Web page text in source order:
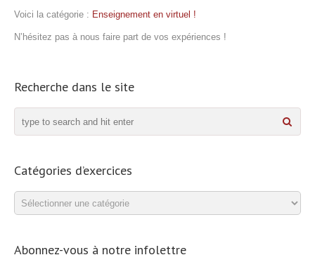
Voici la catégorie : Enseignement en virtuel !
N’hésitez pas à nous faire part de vos expériences !
Recherche dans le site
Catégories d’exercices
Catégories
d’exercices
Abonnez-vous à notre infolettre